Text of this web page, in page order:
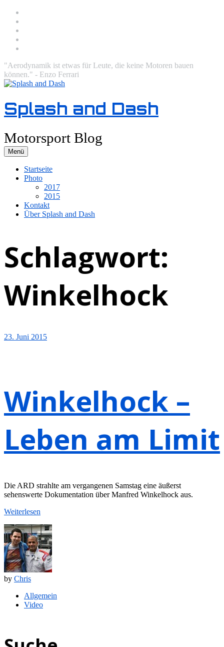
Zum
Inhalt
springen
"Aerodynamik ist etwas für Leute, die keine Motoren bauen
können." - Enzo Ferrari
Splash and Dash
Motorsport Blog
Menü
Startseite
Photo
2017
2015
Kontakt
Über Splash and Dash
Schlagwort:
Winkelhock
23. Juni 2015
Winkelhock –
Leben am Limit
Die ARD strahlte am vergangenen Samstag eine äußerst
sehenswerte Dokumentation über Manfred Winkelhock aus.
Weiterlesen
by Chris
Allgemein
Video